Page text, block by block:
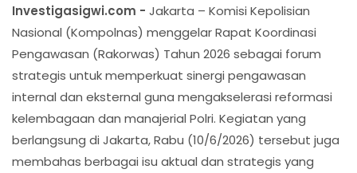
Investigasigwi.com - Jakarta – Komisi Kepolisian
Nasional (Kompolnas) menggelar Rapat Koordinasi
Pengawasan (Rakorwas) Tahun 2026 sebagai forum
strategis untuk memperkuat sinergi pengawasan
internal dan eksternal guna mengakselerasi reformasi
kelembagaan dan manajerial Polri. Kegiatan yang
berlangsung di Jakarta, Rabu (10/6/2026) tersebut juga
membahas berbagai isu aktual dan strategis yang